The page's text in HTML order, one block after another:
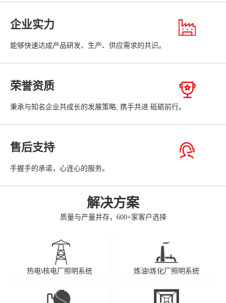
企业实力
能够快速达成产品研发、生产、供应需求的共识。
荣誉资质
秉承与知名企业共成长的发展策略, 携手共进 砥砺前行。
售后支持
手握手的承诺，心连心的服务。
解决方案
质量与产量并存，600+家客户选择
热电\核电厂照明系统 炼油\炼化厂照明系统